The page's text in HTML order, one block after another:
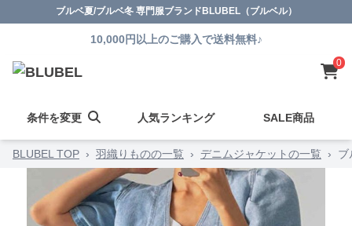
ブルベ夏/ブルベ冬 専門服ブランドBLUBEL（ブルベル）
10,000円以上のご購入で送料無料♪
0
条件を変更 人気ランキング SALE商品
BLUBEL TOP › 羽織りものの一覧 › デニムジャケットの一覧 › ブ